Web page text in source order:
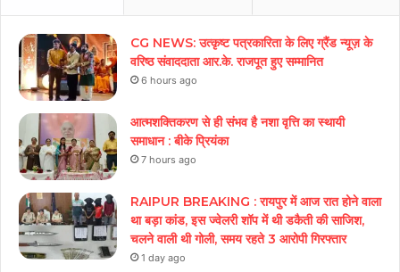
CG NEWS: उत्कृष्ट पत्रकारिता के लिए ग्रैंड न्यूज़ के
वरिष्ठ संवाददाता आर.के. राजपूत हुए सम्मानित
6 hours ago
आत्मशक्तिकरण से ही संभव है नशा वृत्ति का स्थायी
समाधान : बीके प्रियंका
7 hours ago
RAIPUR BREAKING : रायपुर में आज रात होने वाला
था बड़ा कांड, इस ज्वेलरी शॉप में थी डकैती की साजिश,
चलने वाली थी गोली, समय रहते 3 आरोपी गिरफ्तार
1 day ago